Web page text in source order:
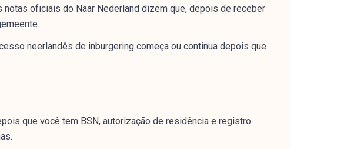
oficiais do Naar Nederland dizem que, depois de receber
neerlandês de inburgering começa ou continua depois que
que você tem BSN, autorização de residência e registro